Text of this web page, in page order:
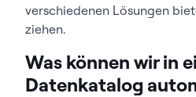
verschiedenen Lösungen
ziehen.
Was können wir in
Datenkatalog